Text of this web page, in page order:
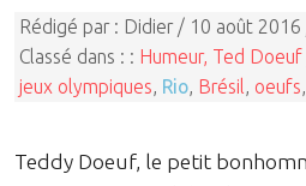
Rédigé par : Didier / 10 août
Classé dans : : Humeur, Ted Doeuf
jeux olympiques Rio Brésil oeufs
Teddy Doeuf, le petit